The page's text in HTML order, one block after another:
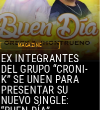
EX INTEGRANTES
DEL GRUPO “CRONI-
K” SE UNEN PARA
PRESENTAR SU
NUEVO SINGLE:
“BUEN DÍA”
MAGAZINE